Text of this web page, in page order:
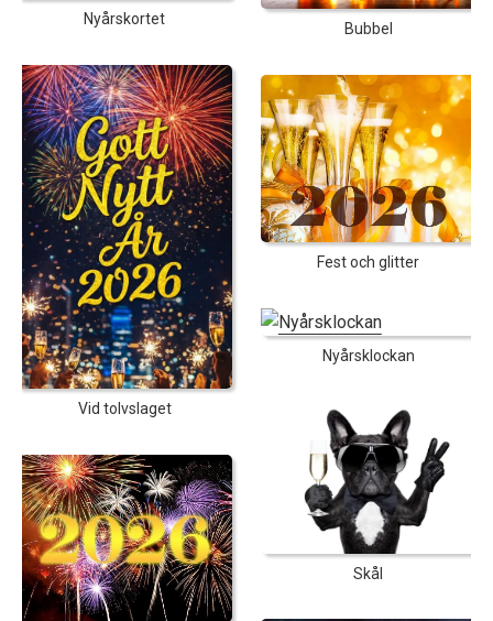
Nyårskortet
Vid tolvslaget
Bubbel
Fest och glitter
Nyårsklockan
Skål